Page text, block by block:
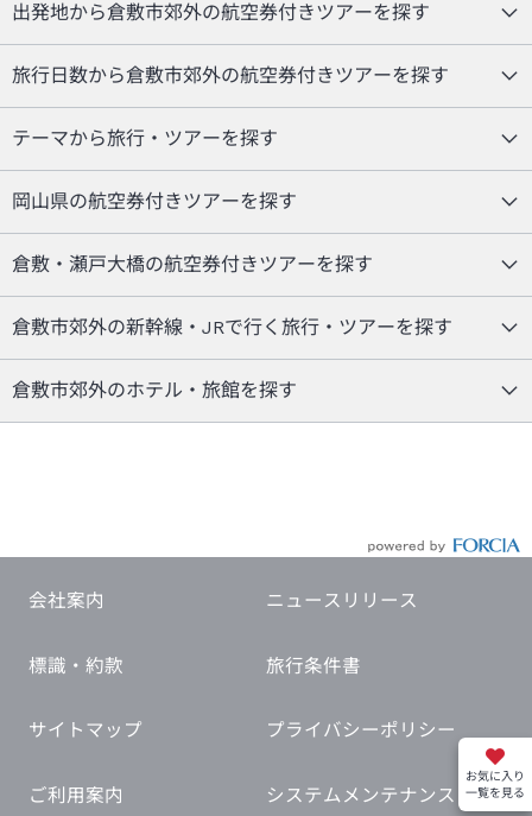
お気に入り
一覧を見る
出発地から倉敷市郊外の航空券付きツアーを探す
旅行日数から倉敷市郊外の航空券付きツアーを探す
テーマから旅行・ツアーを探す
岡山県の航空券付きツアーを探す
倉敷・瀬戸大橋の航空券付きツアーを探す
倉敷市郊外の新幹線・JRで行く旅行・ツアーを探す
倉敷市郊外のホテル・旅館を探す
会社案内 ニュースリリース
標識・約款 旅行条件書
サイトマップ プライバシーポリシー
ご利用案内 システムメンテナンス